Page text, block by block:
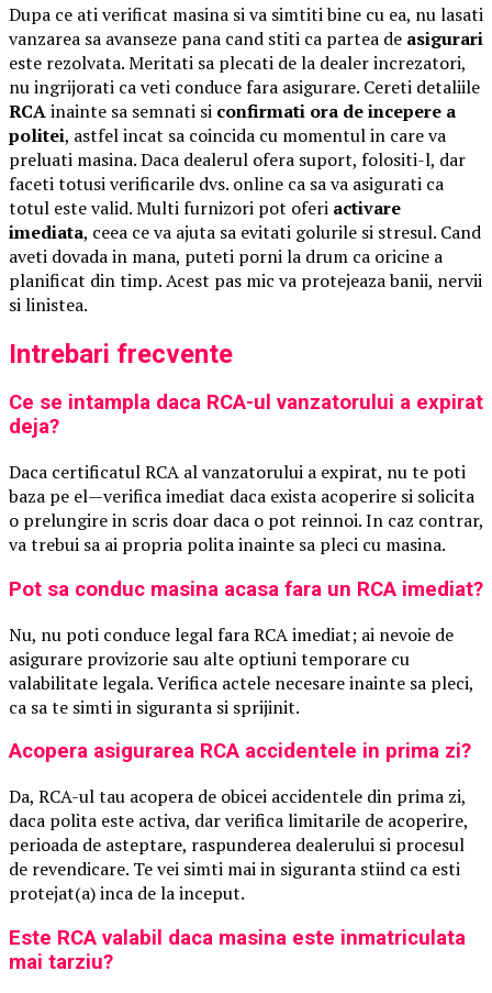
Dupa ce ati verificat masina si va simtiti bine cu ea, nu lasati
vanzarea sa avanseze pana cand stiti ca partea de asigurari
este rezolvata. Meritati sa plecati de la dealer increzatori,
nu ingrijorati ca veti conduce fara asigurare. Cereti detaliile
RCAinainte sa semnati si confirmati ora de incepere a
politei, astfel incat sa coincida cu momentul in care va
preluati masina. Daca dealerul ofera suport, folositi-l, dar
faceti totusi verificarile dvs. online ca sa va asigurati ca
totul este valid. Multi furnizori pot oferi activare
imediata, ceea ce va ajuta sa evitati golurile si stresul. Cand
aveti dovada in mana, puteti porni la drum ca oricine a
planificat din timp. Acest pas mic va protejeaza banii, nervii
si linistea.
Intrebari frecvente
Ce se intampla daca RCA-ul vanzatorului a expirat
deja?
Daca certificatul RCA al vanzatorului a expirat, nu te poti
baza pe el—verifica imediat daca exista acoperire si solicita
o prelungire in scris doar daca o pot reinnoi. In caz contrar,
va trebui sa ai propria polita inainte sa pleci cu masina.
Pot sa conduc masina acasa fara un RCA imediat?
Nu, nu poti conduce legal fara RCA imediat; ai nevoie de
asigurare provizorie sau alte optiuni temporare cu
valabilitate legala. Verifica actele necesare inainte sa pleci,
ca sa te simti in siguranta si sprijinit.
Acopera asigurarea RCA accidentele in prima zi?
Da, RCA-ul tau acopera de obicei accidentele din prima zi,
daca polita este activa, dar verifica limitarile de acoperire,
perioada de asteptare, raspunderea dealerului si procesul
de revendicare. Te vei simti mai in siguranta stiind ca esti
protejat(a) inca de la inceput.
Este RCA valabil daca masina este inmatriculata
mai tarziu?